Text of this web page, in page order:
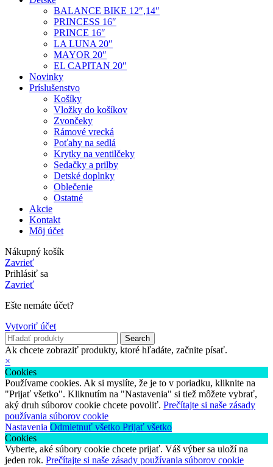
BALANCE BIKE 12″,14″
PRINCESS 16″
PRINCE 16″
LA LUNA 20″
MAYOR 20″
EL CAPITAN 20″
Novinky
Príslušenstvo
Košíky
Vložky do košíkov
Zvončeky
Rámové vrecká
Poťahy na sedlá
Krytky na ventilčeky
Sedačky a prilby
Detské doplnky
Oblečenie
Ostatné
Akcie
Kontakt
Môj účet
Nákupný košík
Zavrieť
Prihlásiť sa
Zavrieť
Ešte nemáte účet?
Vytvoriť účet
Search
Ak chcete zobraziť produkty, ktoré hľadáte, začnite písať.
×
Cookies
Používame cookies. Ak si myslíte, že je to v poriadku, kliknite na
"Prijať všetko". Kliknutím na "Nastavenia" si tiež môžete vybrať,
aký druh súborov cookie chcete povoliť. Prečítajte si naše zásady
používania súborov cookie
Nastavenia Odmietnuť všetko Prijať všetko
Cookies
Vyberte, aké súbory cookie chcete prijať. Váš výber sa uloží na
jeden rok. Prečítajte si naše zásady používania súborov cookie